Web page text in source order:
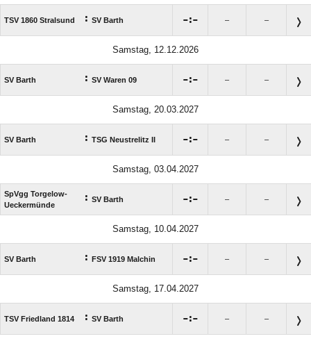
TSV 1860 Stralsund : SV Barth : – –
Samstag, 12.12.2026
SV Barth : SV Waren 09 : – –
Samstag, 20.03.2027
SV Barth : TSG Neustrelitz II : – –
Samstag, 03.04.2027
SpVgg Torgelow-
Ueckermünde
: SV Barth : – –
Samstag, 10.04.2027
SV Barth : FSV 1919 Malchin : – –
Samstag, 17.04.2027
TSV Friedland 1814 : SV Barth : – –